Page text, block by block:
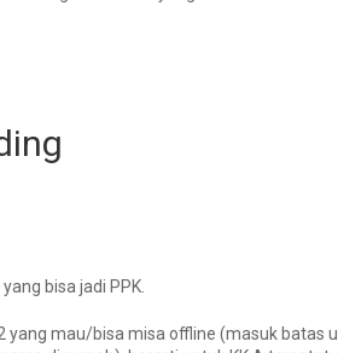
bisa jadi PPK.
yang mau/bisa misa offline (masuk batas